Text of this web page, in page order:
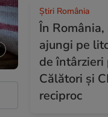
Știri România
În
ajungi pe
de întârzieri
Călători și
reciproc